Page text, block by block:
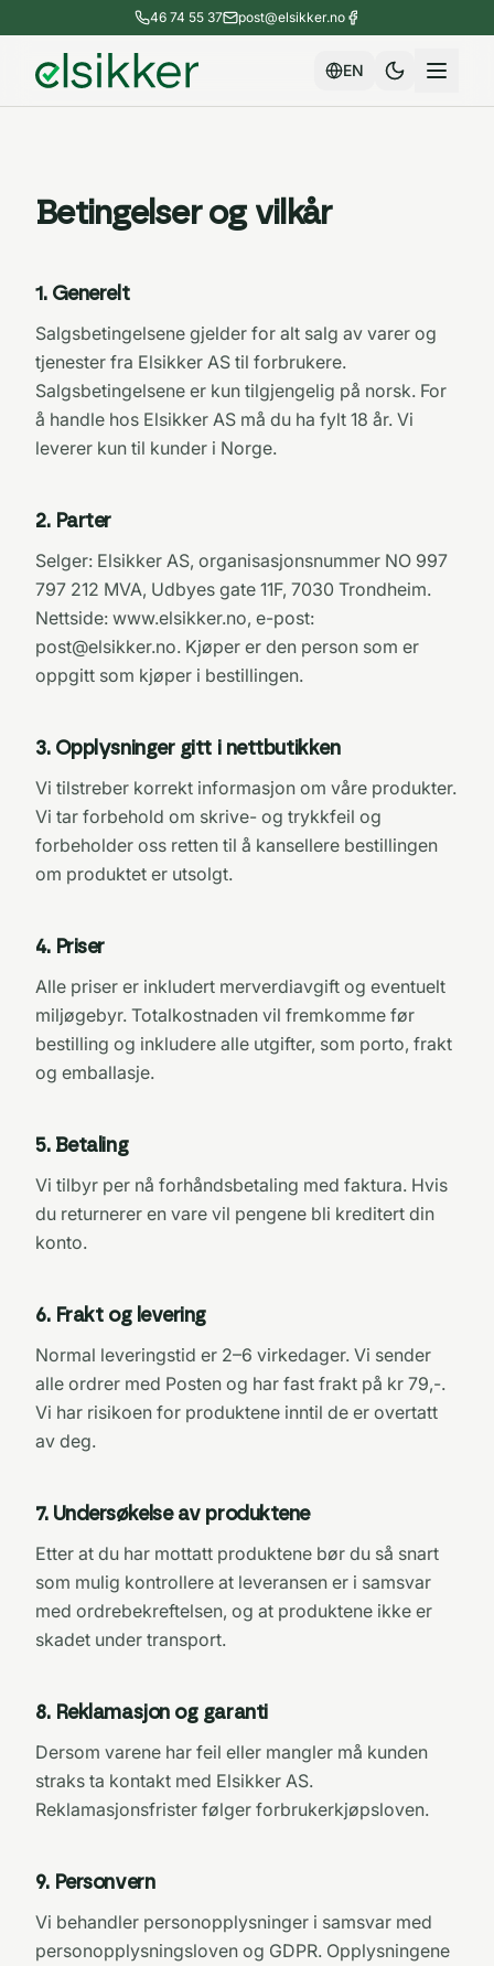
46 74 55 37 post@elsikker.no
EN
Betingelser og vilkår
1 . Generelt
Salgsbetingelsene gjelder for alt salg av varer og
tjenester fra Elsikker AS til forbrukere.
Salgsbetingelsene er kun tilgjengelig på norsk. For
å handle hos Elsikker AS må du ha fylt 18 år. Vi
leverer kun til kunder i Norge.
2. Parter
Selger: Elsikker AS, organisasjonsnummer NO 997
797 212 MVA, Udbyes gate 11F, 7030 Trondheim.
Nettside: www.elsikker.no, e-post:
post@elsikker.no. Kjøper er den person som er
oppgitt som kjøper i bestillingen.
3. Opplysninger gitt i nettbutikken
Vi tilstreber korrekt informasjon om våre produkter.
Vi tar forbehold om skrive- og trykkfeil og
forbeholder oss retten til å kansellere bestillingen
om produktet er utsolgt.
4. Priser
Alle priser er inkludert merverdiavgift og eventuelt
miljøgebyr. Totalkostnaden vil fremkomme før
bestilling og inkludere alle utgifter, som porto, frakt
og emballasje.
5. Betaling
Vi tilbyr per nå forhåndsbetaling med faktura. Hvis
du returnerer en vare vil pengene bli kreditert din
konto.
6. Frakt og levering
Normal leveringstid er 2–6 virkedager. Vi sender
alle ordrer med Posten og har fast frakt på kr 79,-.
Vi har risikoen for produktene inntil de er overtatt
av deg.
7. Undersøkelse av produktene
Etter at du har mottatt produktene bør du så snart
som mulig kontrollere at leveransen er i samsvar
med ordrebekreftelsen, og at produktene ikke er
skadet under transport.
8. Reklamasjon og garanti
Dersom varene har feil eller mangler må kunden
straks ta kontakt med Elsikker AS.
Reklamasjonsfrister følger forbrukerkjøpsloven.
9. Personvern
Vi behandler personopplysninger i samsvar med
personopplysningsloven og GDPR. Opplysningene